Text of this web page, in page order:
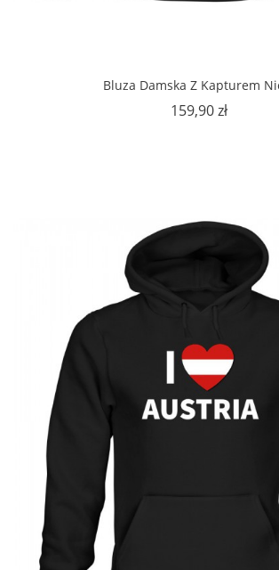
Bluza Damska Z Kapturem
159,90 złCena